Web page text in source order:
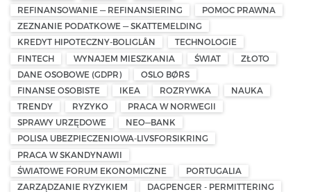
REFINANSOWANIE — REFINANSIERING
POMOC PRAWNA
ZEZNANIE PODATKOWE — SKATTEMELDING
KREDYT HIPOTECZNY-BOLIGLÅN
TECHNOLOGIE
FINTECH
WYNAJEM MIESZKANIA ŚWIAT
ZŁOTO
DANE OSOBOWE (GDPR)
OSLO BØRS
FINANSE OSOBISTE
IKEA ROZRYWKA
NAUKA
TRENDY
RYZYKO
PRACA W NORWEGII
SPRAWY URZĘDOWE
NEO—BANK
POLISA UBEZPIECZENIOWA-LIVSFORSIKRING
PRACA W SKANDYNAWII
ŚWIATOWE FORUM EKONOMICZNE
PORTUGALIA
ZARZĄDZANIE RYZYKIEM
DAGPENGER - PERMITTERING